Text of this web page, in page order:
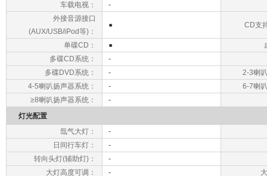
车载电视：
-
外接音源接口
(AUX/USB/iPod等)：
● CD支
单碟CD： ●
多碟CD系统：
-
多碟DVD系统：
-
2-3喇
4-5喇叭扬声器系统：
-
6-7喇
≥8喇叭扬声器系统：
-
灯光配置
氙气大灯：
-
日间行车灯：
-
转向头灯(辅助灯)：
-
大灯高度可调：
-